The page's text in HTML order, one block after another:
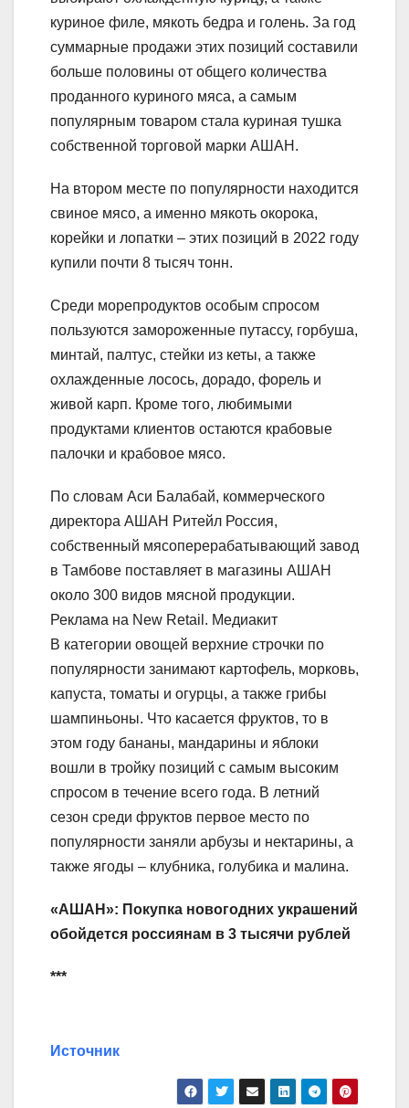
куриное филе, мякоть бедра и голень. За год
суммарные продажи этих позиций составили
больше половины от общего количества
проданного куриного мяса, а самым
популярным товаром стала куриная тушка
собственной торговой марки АШАН.
На втором месте по популярности находится
свиное мясо, а именно мякоть окорока,
корейки и лопатки – этих позиций в 2022 году
купили почти 8 тысяч тонн.
Среди морепродуктов особым спросом
пользуются замороженные путассу, горбуша,
минтай, палтус, стейки из кеты, а также
охлажденные лосось, дорадо, форель и
живой карп. Кроме того, любимыми
продуктами клиентов остаются крабовые
палочки и крабовое мясо.
По словам Аси Балабай, коммерческого
директора АШАН Ритейл Россия,
собственный мясоперерабатывающий завод
в Тамбове поставляет в магазины АШАН
около 300 видов мясной продукции.
Реклама на New Retail. Медиакит
В категории овощей верхние строчки по
популярности занимают картофель, морковь,
капуста, томаты и огурцы, а также грибы
шампиньоны. Что касается фруктов, то в
этом году бананы, мандарины и яблоки
вошли в тройку позиций с самым высоким
спросом в течение всего года. В летний
сезон среди фруктов первое место по
популярности заняли арбузы и нектарины, а
также ягоды – клубника, голубика и малина.
«АШАН»: Покупка новогодних украшений
обойдется россиянам в 3 тысячи рублей
***
Источник